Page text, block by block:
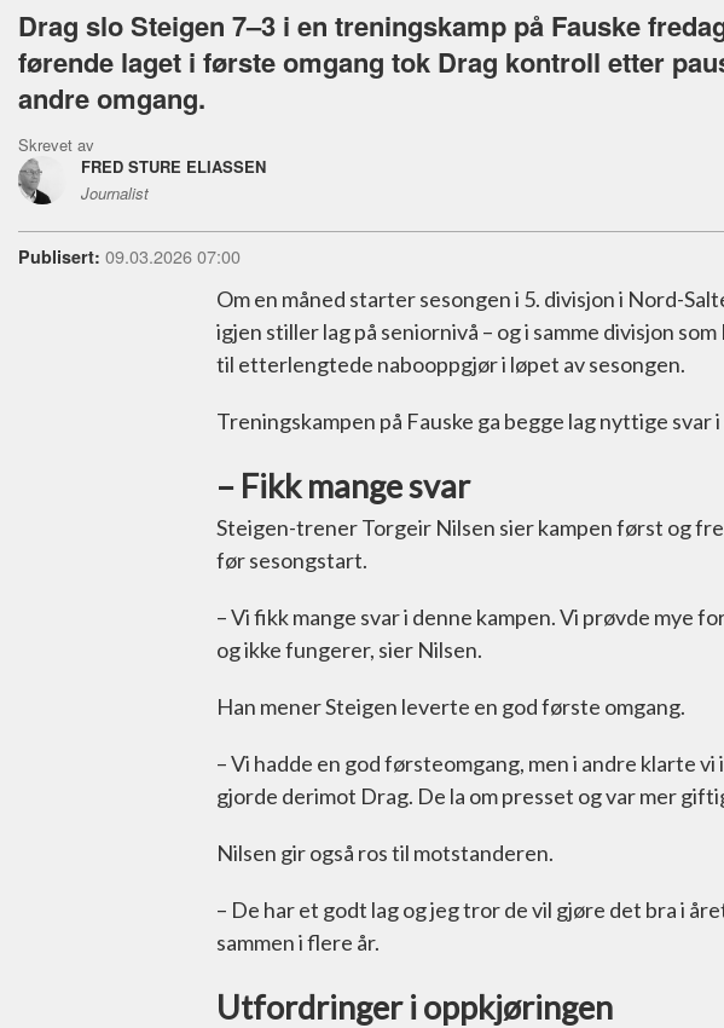
Drag slo Steigen 7–3 i en treningskamp på Fauske
førende laget i første omgang tok Drag kontroll etter
andre omgang.
Skrevet av
FRED STURE ELIASSEN
Journalist
Publisert: 09.03.2026 07:00
Om en måned starter sesongen i 5. divisjon i Nord-
igjen stiller lag på seniornivå – og i samme divisjon
til etterlengtede nabooppgjør i løpet av sesongen.
Treningskampen på Fauske ga begge lag nyttige svar
– Fikk mange svar
Steigen-trener Torgeir Nilsen sier kampen først og
før sesongstart.
– Vi fikk mange svar i denne kampen. Vi prøvde mye
og ikke fungerer, sier Nilsen.
Han mener Steigen leverte en god første omgang.
– Vi hadde en god førsteomgang, men i andre klarte vi
gjorde derimot Drag. De la om presset og var mer
Nilsen gir også ros til motstanderen.
– De har et godt lag og jeg tror de vil gjøre det bra i
sammen i flere år.
Utfordringer i oppkjøringen